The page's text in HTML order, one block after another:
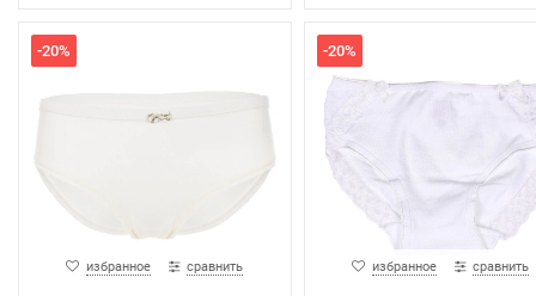
-20%
избранное сравнить
-20%
избранное сравнить